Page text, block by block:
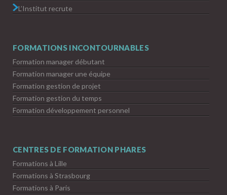
L’Institut recrute
FORMATIONS INCONTOURNABLES
Formation manager débutant
Formation manager une équipe
Formation gestion de projet
Formation gestion du temps
Formation développement personnel
CENTRES DE FORMATION PHARES
Formations à Lille
Formations à Strasbourg
Formations à Paris